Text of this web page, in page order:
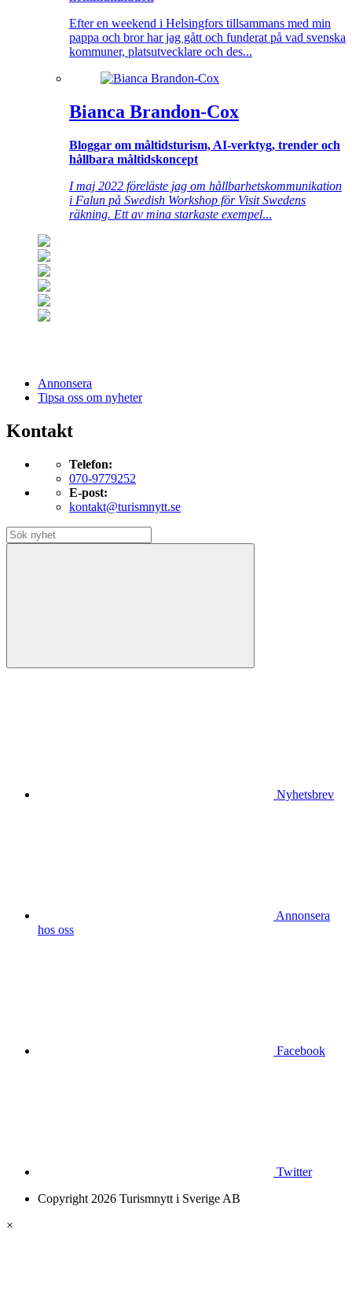
Efter en weekend i Helsingfors tillsammans med min
pappa och bror har jag gått och funderat på vad svenska
kommuner, platsutvecklare och des...
Bianca Brandon-Cox
Bloggar om måltidsturism, AI-verktyg, trender och
hållbara måltidskoncept
I maj 2022 föreläste jag om hållbarhetskommunikation
i Falun på Swedish Workshop för Visit Swedens
räkning. Ett av mina starkaste exempel...
Annonsera
Tipsa oss om nyheter
Kontakt
Telefon:
070-9779252
E-post:
kontakt@turismnytt.se
Nyhetsbrev
Annonsera
hos oss
Facebook
Twitter
Copyright 2026 Turismnytt i Sverige AB
×